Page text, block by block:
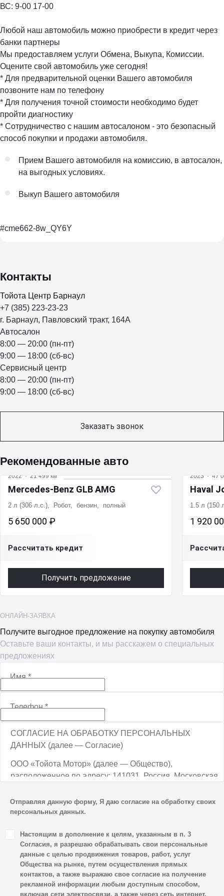
ВС: 9-00 17-00️
Любой наш автомобиль можно приобрести в кредит через
банки партнеры
Мы предоставляем услуги Обмена, Выкупа, Комиссии.
Оцените свой автомобиль уже сегодня!
* Для предварительной оценки Вашего автомобиля
позвоните нам по телефону
* Для получения точной стоимости необходимо будет
пройти диагностику
* Сотрудничество с нашим автосалоном - это безопасный
способ покупки и продажи автомобиля.
Прием Вашего автомобиля на комиссию, в автосалон,
на выгодных условиях.
Выкуп Вашего автомобиля
#cme662-8w_QY6Y
Контакты
Тойота Центр Барнаул
+7 (385) 223-23-23
г. Барнаул, Павловский тракт, 164А
Автосалон
8:00 — 20:00 (пн-пт)
9:00 — 18:00 (сб-вс)
Сервисный центр
8:00 — 20:00 (пн-пт)
9:00 — 18:00 (сб-вс)
Заказать звонок
Рекомендованные авто
2022 · 21 499 км
Mercedes‑Benz GLB AMG
2 л (306 л.с.), Робот, бензин, полный
5 650 000 ₽
Рассчитать кредит
Получить предложение
2023 · 47
Haval
1.5 л (150
1 920
ОНЛАЙН-ЗАЯВКА
Получите выгодное предложение на покупку автомобиля
Оставьте ваши контакты, и мы расскажем о специальных
предложениях
Имя*
Телефон*
СОГЛАСИЕ НА ОБРАБОТКУ ПЕРСОНАЛЬНЫХ
ДАННЫХ (далее — Согласие)
ООО «Тойота Мотор» (далее — Общество),
расположенное по адресу: 141031, Россия, Московская
ТПЗ «Алтуфьево», вл. 5, стр. 1, является оператором
персональных данных.
1. Настоящим я даю согласие Обществу на обработку
своих персональных данных, а именно: имени, отчества,
фамилии, контактных данных (включая номер телефона
и адрес электронной почты), адреса, сведений
о впечатлениях, интересах, предпочтениях
к автомобилю(-ям) и товарам/услугам, IP-адреса,
Отправляя данную форму, Я даю согласие на обработку своих
персональных данных.
Настоящим в дополнение к целям, указанным в п. 3
Согласия, я разрешаю обрабатывать свои персональные
данные с целью продвижения товаров, работ, услуг
Общества на рынке, путем осуществления прямых
контактов, а также выражаю свое согласие на получение
рекламной информации любым доступным способом,
включая сети электросвязи, а также через сеть интернет.